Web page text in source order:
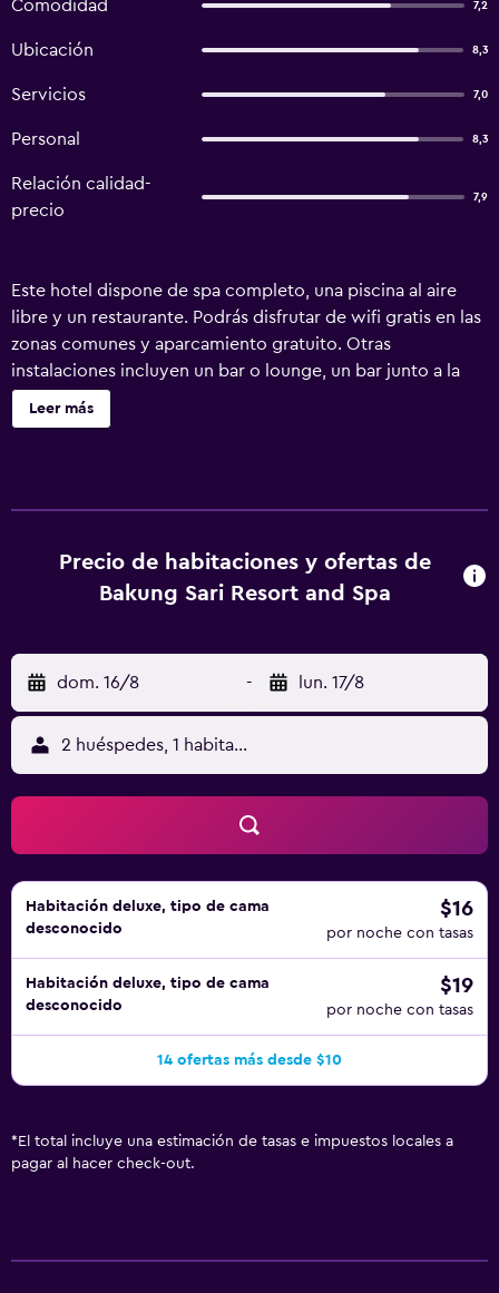
Comodidad 7,2
Ubicación 8,3
Servicios 7,0
Personal 8,3
Relación calidad-
precio
7,9
Este hotel dispone de spa completo, una piscina al aire
libre y un restaurante. Podrás disfrutar de wifi gratis en las
zonas comunes y aparcamiento gratuito. Otras
instalaciones incluyen un bar o lounge, un bar junto a la
piscina y servicios de spa. Bakung Sari Resort and Spa
ofrece 101 alojamientos con aire acondicionado, minibar y
para las personas de negocios incluyen escritorio y
teléfono. Se ofrece servicio de limpieza todos los días. En
Leer más
Precio de habitaciones y ofertas de
Bakung Sari Resort and Spa
dom. 16/8 - lun. 17/8
2 huéspedes, 1 habitación
Habitación deluxe, tipo de cama
desconocido
$16
por noche con tasas
Habitación deluxe, tipo de cama
desconocido
$19
por noche con tasas
14 ofertas más desde $10
* El total incluye una estimación de tasas e impuestos locales a
pagar al hacer check-out.